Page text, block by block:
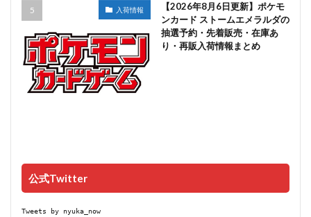
入荷情報
【2026年8月6日更新】ポケモ
ンカード ストームエメラルダの
抽選予約・先着販売・在庫あ
り・再販入荷情報まとめ
公式Twitter
Tweets by nyuka_now